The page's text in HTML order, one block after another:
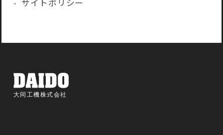
サイトポリシー